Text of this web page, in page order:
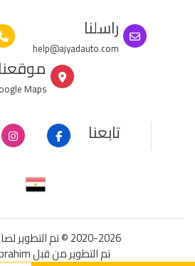
راسلنا
help@ajyadauto.com
موقعنا
Maps
تابعنا
© 2020-2026تم التطوير
تم التطوير من قبل